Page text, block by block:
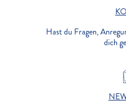
Hast du Fragen,
dich